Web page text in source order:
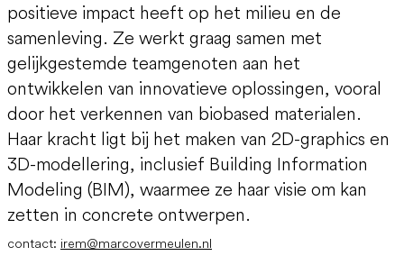
positieve impact heeft op het milieu en de
samenleving. Ze werkt graag samen met
gelijkgestemde teamgenoten aan het
ontwikkelen van innovatieve oplossingen, vooral
door het verkennen van biobased materialen.
Haar kracht ligt bij het maken van 2D-graphics en
3D-modellering, inclusief Building Information
Modeling (BIM), waarmee ze haar visie om kan
zetten in concrete ontwerpen.
contact: irem@marcovermeulen.nl